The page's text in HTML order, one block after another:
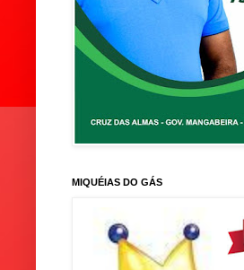
MIQUÉIAS DO GÁS